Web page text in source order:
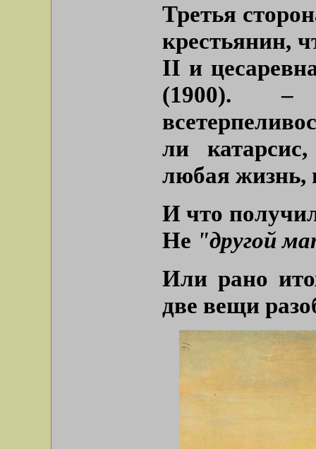
Третья
крестьянин,
II и
(1900). –
ли
любая жизнь,
И что
Не "другой
Или рано
две вещи